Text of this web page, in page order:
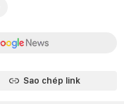
Sao chép link